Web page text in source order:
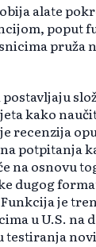
alate
poput
pruža
kako
recenzija
potpitanja
na osnovu
dugog
je
u U.S. na